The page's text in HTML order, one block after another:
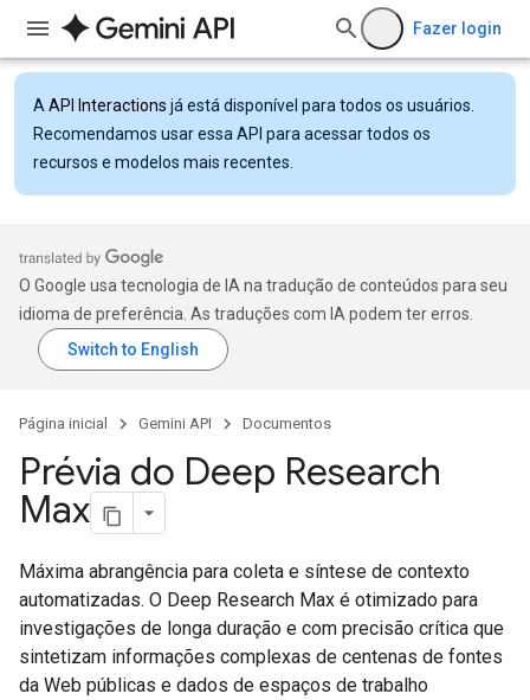
Fazer login
A API Interactions já está disponível para todos os usuários.
Recomendamos usar essa API para acessar todos os
recursos e modelos mais recentes.
O Google usa tecnologia de IA na tradução de conteúdos para seu
idioma de preferência. As traduções com IA podem ter erros.
Página inicial Gemini API Documentos
Prévia do Deep Research
Max
Máxima abrangência para coleta e síntese de contexto
automatizadas. O Deep Research Max é otimizado para
investigações de longa duração e com precisão crítica que
sintetizam informações complexas de centenas de fontes
da Web públicas e dados de espaços de trabalho